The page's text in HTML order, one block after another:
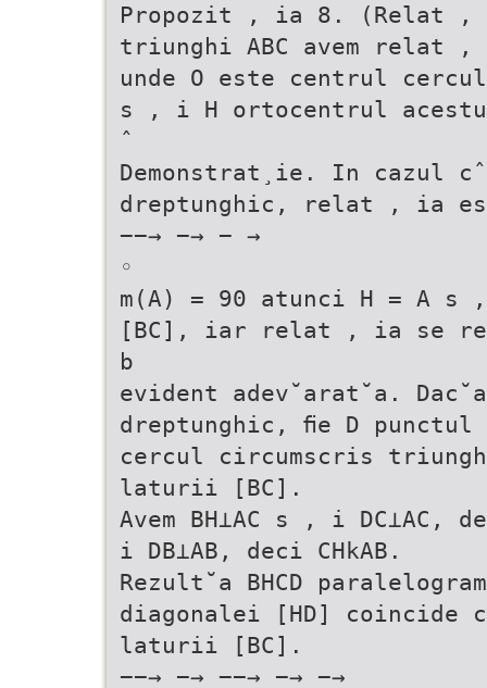
Propozit , ia 8. (Relat
triunghi ABC avem relat , ia
unde O este centrul
s , i H ortocentrul
ˆ
Demonstrat¸ie. In cazul
dreptunghic, relat , ia
−−→ −→ − →
◦
m(A) = 90 atunci H = A
[BC], iar relat , ia se
b
evident adev˘arat˘a.
dreptunghic, ﬁe D
cercul circumscris
laturii [BC].
Avem BH⊥AC s , i DC⊥AC,
i DB⊥AB, deci CHkAB.
Rezult˘a BHCD
diagonalei [HD] coincide
laturii [BC].
−−→ −→ −−→ −→ −→